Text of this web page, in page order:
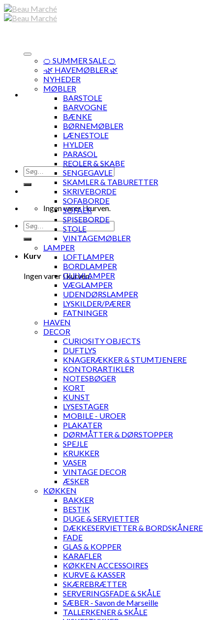
Skip
to
Søg
efter:
Ingen varer i kurven.
Søg
efter:
Kurv
Ingen varer i kurven.
🍊 SUMMER SALE 🍊
·🌿 HAVEMØBLER 🌿
NYHEDER
MØBLER
BARSTOLE
BARVOGNE
BÆNKE
BØRNEMØBLER
LÆNESTOLE
HYLDER
PARASOL
REOLER & SKABE
SENGEGAVLE
SKAMLER & TABURETTER
SKRIVEBORDE
SOFABORDE
SOFAER
SPISEBORDE
STOLE
VINTAGEMØBLER
LAMPER
LOFTLAMPER
BORDLAMPER
GULVLAMPER
VÆGLAMPER
UDENDØRSLAMPER
LYSKILDER/PÆRER
FATNINGER
HAVEN
DECOR
CURIOSITY OBJECTS
DUFTLYS
KNAGERÆKKER & STUMTJENERE
KONTORARTIKLER
NOTESBØGER
KORT
KUNST
LYSESTAGER
MOBILE - UROER
PLAKATER
DØRMÅTTER & DØRSTOPPER
SPEJLE
KRUKKER
VASER
VINTAGE DECOR
ÆSKER
KØKKEN
BAKKER
BESTIK
DUGE & SERVIETTER
DÆKKESERVIETTER & BORDSKÅNERE
FADE
GLAS & KOPPER
KARAFLER
KØKKEN ACCESSOIRES
KURVE & KASSER
SKÆREBRÆTTER
SERVERINGSFADE & SKÅLE
SÆBER - Savon de Marseille
TALLERKENER & SKÅLE